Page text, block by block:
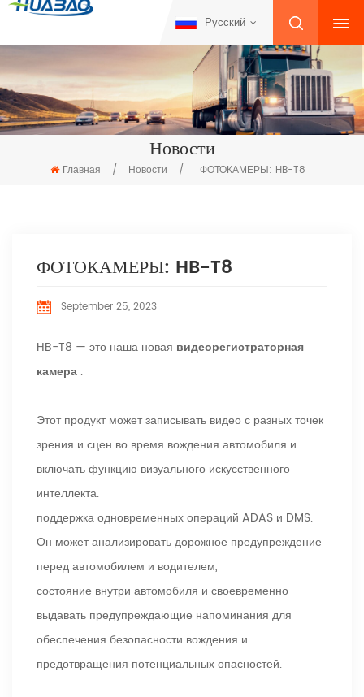
Русский
Новости
Главная / Новости / ФОТОКАМЕРЫ: HB-T8
ФОТОКАМЕРЫ: HB-T8
September 25, 2023
HB-T8 — это наша новая видеорегистраторная
камера .
Этот продукт может записывать видео с разных точек
зрения и сцен во время вождения автомобиля и
включать функцию визуального искусственного
интеллекта.
поддержка одновременных операций ADAS и DMS.
Он может анализировать дорожное предупреждение
перед автомобилем и водителем,
состояние внутри автомобиля и своевременно
выдавать предупреждающие напоминания для
обеспечения безопасности вождения и
предотвращения потенциальных опасностей.